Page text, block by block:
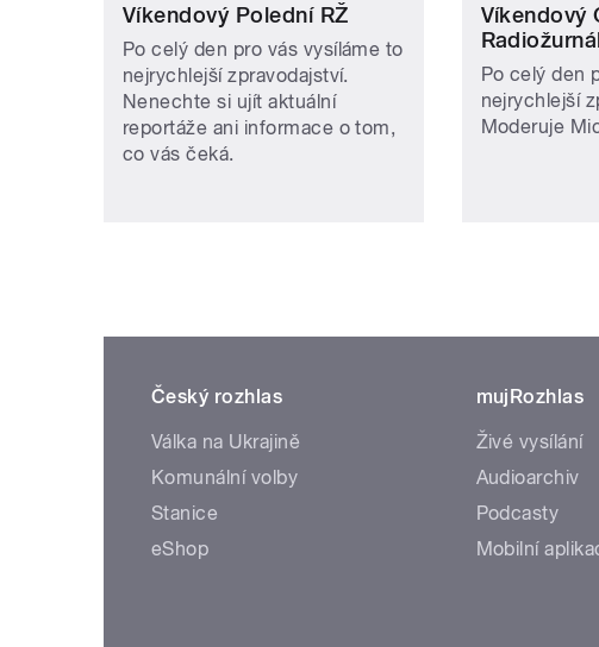
Víkendový Polední RŽ
Po celý den pro vás vysíláme to
nejrychlejší zpravodajství.
Nenechte si ujít aktuální
reportáže ani informace o tom,
co vás čeká.
Víkendový
Po celý den
nejrychlejší
Moderuje
Český rozhlas
Válka na Ukrajině
Komunální volby
Stanice
eShop
mujRozhlas
Živé vysílání
Audioarchiv
Podcasty
Mobilní